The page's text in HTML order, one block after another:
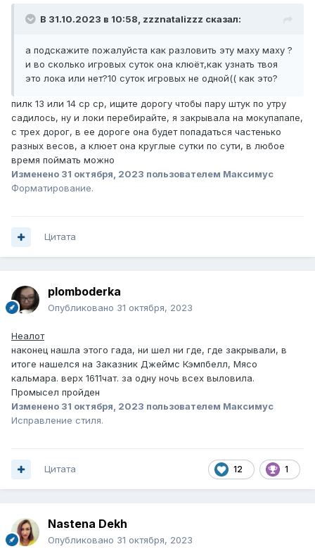
В 31.10.2023 в 10:58, zzznatalizzz сказал:
а подскажите пожалуйста как разловить эту маху маху ?
и во сколько игровых суток она клюёт,как узнать твоя
это лока или нет?10 суток игровых не одной(( как это?
пилк 13 или 14 ср ср, ищите дорогу чтобы пару штук по утру
садилось, ну и локи перебирайте, я закрывала на мокупапапе,
с трех дорог, в ее дороге она будет попадаться частенько
разных весов, а клюет она круглые сутки по сути, в любое
время поймать можно
Изменено 31 октября, 2023 пользователем Максимус
Форматирование.
Цитата
plomboderka
Опубликовано 31 октября, 2023
Неалот
наконец нашла этого гада, ни шел ни где, где закрывали, в
итоге нашелся на Заказник Джеймс Кэмпбелл, Мясо
кальмара. верх 1611чат. за одну ночь всех выловила.
Промысел пройден
Изменено 31 октября, 2023 пользователем Максимус
Исправление стиля.
12 1
Цитата
Nastena Dekh
Опубликовано 31 октября, 2023